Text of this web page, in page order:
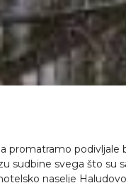
promatramo podivljale
sudbine svega što su
naselje